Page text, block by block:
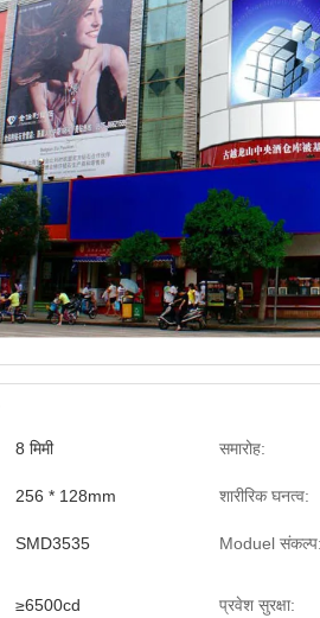
8 मिमी समारोह:
256 * 128mm शारीरिक घनत्व:
SMD3535 Moduel संकल्प:
≥6500cd प्रवेश सुरक्षा: